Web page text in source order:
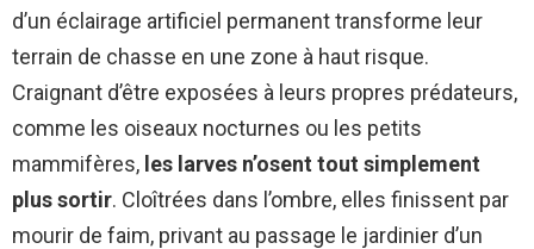
d’un éclairage artificiel permanent transforme leur
terrain de chasse en une zone à haut risque.
Craignant d’être exposées à leurs propres prédateurs,
comme les oiseaux nocturnes ou les petits
mammifères, les larves n’osent tout simplement
plus sortir. Cloîtrées dans l’ombre, elles finissent par
mourir de faim, privant au passage le jardinier d’un